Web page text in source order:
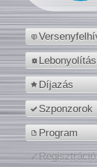
Lebonyolítás
Díjazás
Szponzorok
Program
Regisztráció